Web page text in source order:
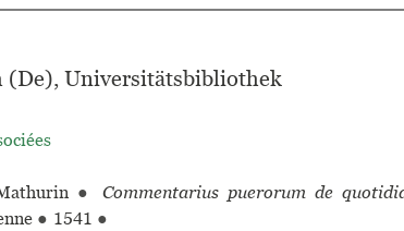
(De), Universitätsbibliothek
● Commentarius puerorum de
● 1541 ●